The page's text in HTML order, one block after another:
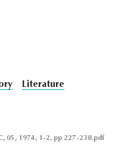
Literature
05, 1974, 1-2, pp 227-238.pdf